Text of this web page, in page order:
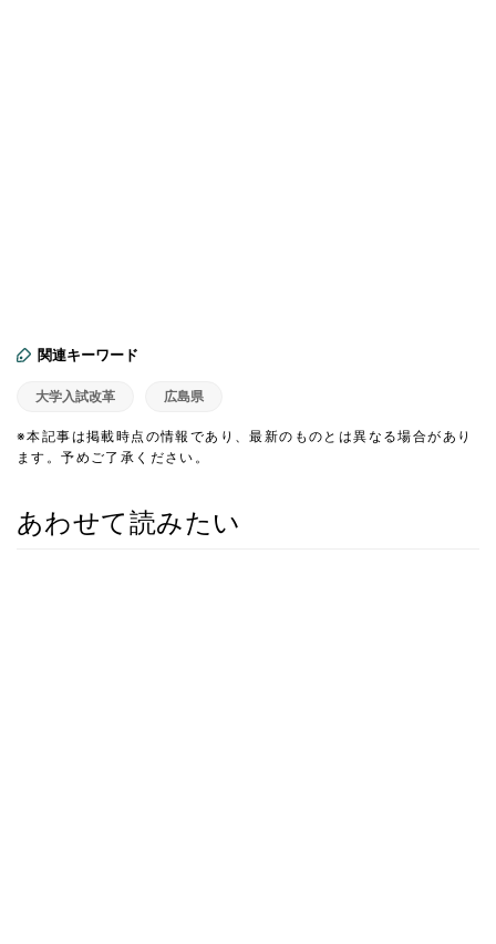
関連キーワード
大学入試改革 広島県
※本記事は掲載時点の情報であり、最新のものとは異なる場合があり
ます。予めご了承ください。
あわせて読みたい